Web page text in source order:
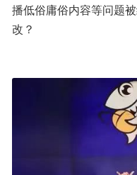
播低俗庸俗内容等问题
改？